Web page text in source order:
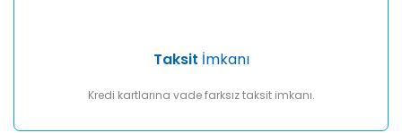
Taksit İmkanı
Kredi kartlarına vade farksız taksit imkanı.